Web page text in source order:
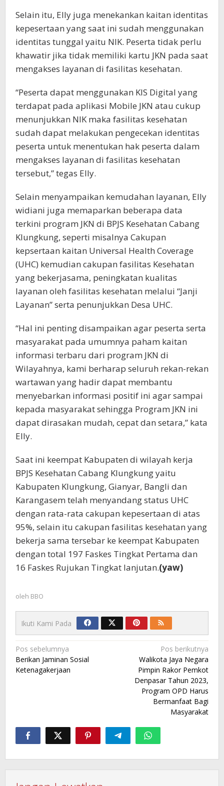
Selain itu, Elly juga menekankan kaitan identitas
kepesertaan yang saat ini sudah menggunakan
identitas tunggal yaitu NIK. Peserta tidak perlu
khawatir jika tidak memiliki kartu JKN pada saat
mengakses layanan di fasilitas kesehatan.
“Peserta dapat menggunakan KIS Digital yang
terdapat pada aplikasi Mobile JKN atau cukup
menunjukkan NIK maka fasilitas kesehatan
sudah dapat melakukan pengecekan identitas
peserta untuk menentukan hak peserta dalam
mengakses layanan di fasilitas kesehatan
tersebut,” tegas Elly.
Selain menyampaikan kemudahan layanan, Elly
widiani juga memaparkan beberapa data
terkini program JKN di BPJS Kesehatan Cabang
Klungkung, seperti misalnya Cakupan
kepsertaan kaitan Universal Health Coverage
(UHC) kemudian cakupan fasilitas Kesehatan
yang bekerjasama, peningkatan kualitas
layanan oleh fasilitas kesehatan melalui “Janji
Layanan” serta penunjukkan Desa UHC.
“Hal ini penting disampaikan agar peserta serta
masyarakat pada umumnya paham kaitan
informasi terbaru dari program JKN di
Wilayahnya, kami berharap seluruh rekan-rekan
wartawan yang hadir dapat membantu
menyebarkan informasi positif ini agar sampai
kepada masyarakat sehingga Program JKN ini
dapat dirasakan mudah, cepat dan setara,” kata
Elly.
Saat ini keempat Kabupaten di wilayah kerja
BPJS Kesehatan Cabang Klungkung yaitu
Kabupaten Klungkung, Gianyar, Bangli dan
Karangasem telah menyandang status UHC
dengan rata-rata cakupan kepesertaan di atas
95%, selain itu cakupan fasilitas kesehatan yang
bekerja sama tersebar ke keempat Kabupaten
dengan total 197 Faskes Tingkat Pertama dan
16 Faskes Rujukan Tingkat lanjutan.(yaw)
oleh BBO
Ikuti Kami Pada
Navigasi
pos
Pos sebelumnya
Berikan Jaminan Sosial
Ketenagakerjaan
Pos berikutnya
Walikota Jaya Negara
Pimpin Rakor Pemkot
Denpasar Tahun 2023,
Program OPD Harus
Bermanfaat Bagi
Masyarakat